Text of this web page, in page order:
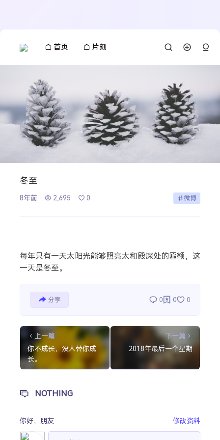
首页 片刻
生活 音乐 微博 故事 杂志
冬至
8年前 2,695 0 微博
每年只有一天太阳光能够照亮太和殿深处的匾额，这
一天是冬至。
分享 0 0 0
上一篇
你不成长，没人替你成
长。
下一篇
2018年最后一个星期
NOTHING
你好， 朋友 修改资料